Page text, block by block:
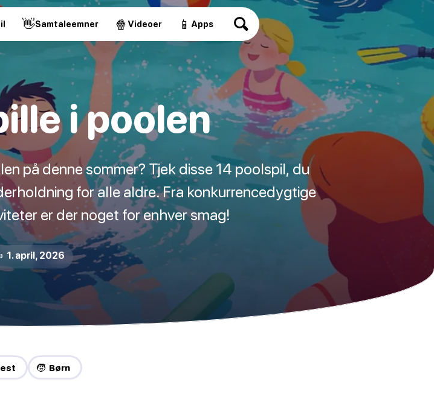
👋Samtaleemner 🍿 Videoer 📱 Apps
i poolen
på denne sommer? Tjek disse 14 poolspil, du
for alle aldre. Fra konkurrencedygtige
er der noget for enhver smag!
april, 2026
🧒 Børn